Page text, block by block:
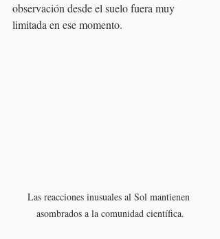
observación desde el suelo fuera muy
limitada en ese momento.
Las reacciones inusuales al Sol mantienen
asombrados a la comunidad científica.